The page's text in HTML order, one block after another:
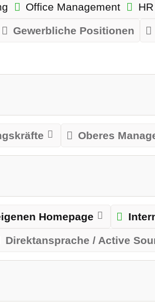
Office Management HR
Gewerbliche Positionen
Oberes
Homepage
Direktansprache / Active